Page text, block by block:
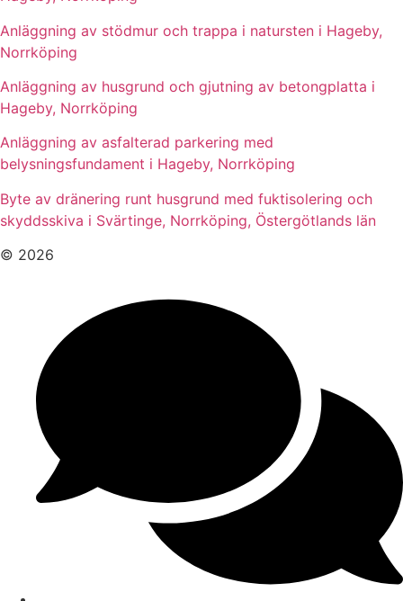
Anläggning av stödmur och trappa i natursten i Hageby,
Norrköping
Anläggning av husgrund och gjutning av betongplatta i
Hageby, Norrköping
Anläggning av asfalterad parkering med
belysningsfundament i Hageby, Norrköping
Byte av dränering runt husgrund med fuktisolering och
skyddsskiva i Svärtinge, Norrköping, Östergötlands län
© 2026